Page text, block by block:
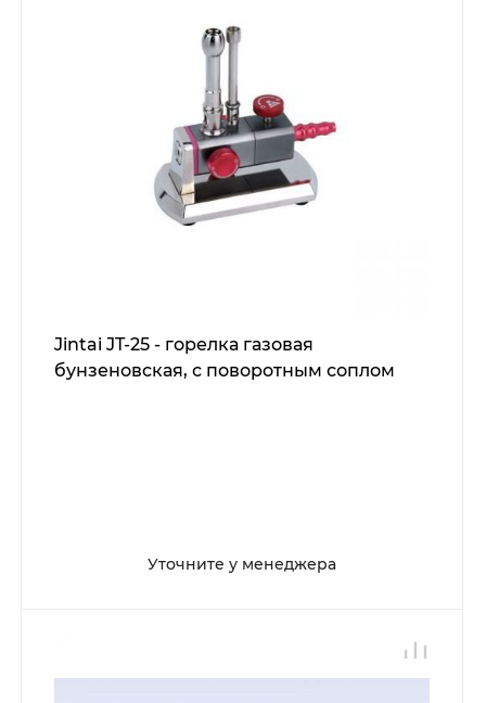
Jintai JT-25 - горелка газовая
бунзеновская, с поворотным соплом
Уточните у менеджера